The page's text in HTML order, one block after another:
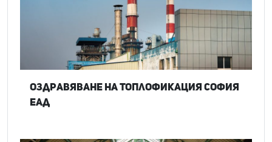
Оздравяване на Топлофикация София
ЕАД